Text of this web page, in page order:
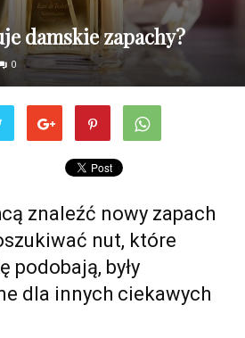
damskie zapachy?
0
znaleźć nowy zapach
nut, które
podobają, były
dla innych ciekawych